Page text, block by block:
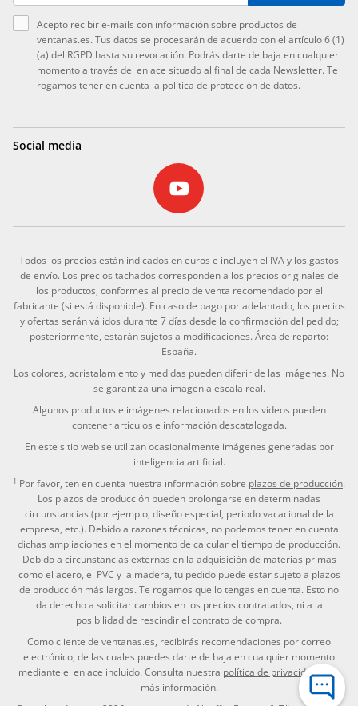
Acepto recibir e-mails con información sobre productos de
ventanas.es. Tus datos se procesarán de acuerdo con el artículo 6 (1)
(a) del RGPD hasta su revocación. Podrás darte de baja en cualquier
momento a través del enlace situado al final de cada Newsletter. Te
rogamos tener en cuenta la política de protección de datos.
Social media
Todos los precios están indicados en euros e incluyen el IVA y los gastos
de envío. Los precios tachados corresponden a los precios originales de
los productos, conformes al precio de venta recomendado por el
fabricante (si está disponible). En caso de pago por adelantado, los precios
y ofertas serán válidos durante 7 días desde la confirmación del pedido;
posteriormente, estarán sujetos a modificaciones. Área de reparto:
España.
Los colores, acristalamiento y medidas pueden diferir de las imágenes. No
se garantiza una imagen a escala real.
Algunos productos e imágenes relacionados en los vídeos pueden
contener artículos e información descatalogada.
En este sitio web se utilizan ocasionalmente imágenes generadas por
inteligencia artificial.
1 Por favor, ten en cuenta nuestra información sobre plazos de producción.
Los plazos de producción pueden prolongarse en determinadas
circunstancias (por ejemplo, diseño especial, periodo vacacional de la
empresa, etc.). Debido a razones técnicas, no podemos tener en cuenta
dichas ampliaciones en el momento de calcular el tiempo de producción.
Debido a circunstancias externas en la adquisición de materias primas
como el acero, el PVC y la madera, tu pedido puede estar sujeto a plazos
de producción más largos. Te rogamos que lo tengas en cuenta. Esto no
da derecho a solicitar cambios en los precios contratados, ni a la
posibilidad de rescindir el contrato de compra.
Como cliente de ventanas.es, recibirás recomendaciones por correo
electrónico, de las cuales puedes darte de baja en cualquier momento
mediante el enlace incluido. Consulta nuestra política de privacidadpara
más información.